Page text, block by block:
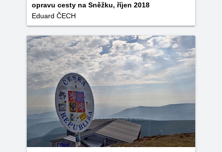
opravu cesty na Sněžku, říjen 2018
Eduard ČECH